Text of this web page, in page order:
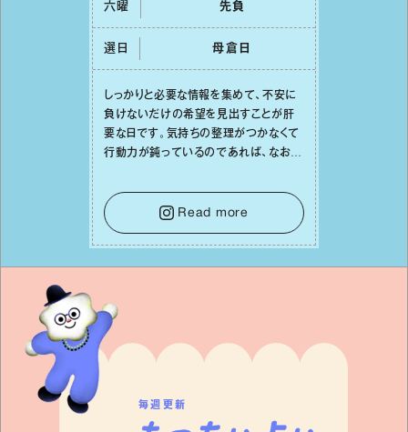
六曜 先負
選日 ⺟倉⽇
しっかりと必要な情報を集めて、不安に
負けないだけの希望を⾒出すことが肝
要な⽇です。気持ちの整理がつかなくて
⾏動⼒が鈍っているのであれば、なおさ
を踏み出すのに役⽴つはず。また、広い
意味での「癒し」や「治療」が必要な⽇で
もあり、特に⼈間関係の改善は課題の⼀
つです。
Read more
毎週更新